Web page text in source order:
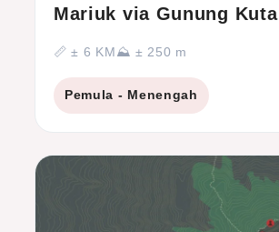
Mariuk via Gunung Kuta
📏 ± 6 KM⛰ ± 250 m
Pemula - Menengah